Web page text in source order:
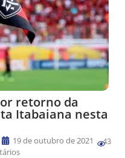
retorno da
Itabaiana nesta
19 de outubro de 2021
43